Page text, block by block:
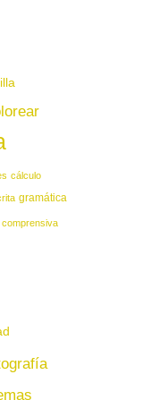
cálculo
gramática